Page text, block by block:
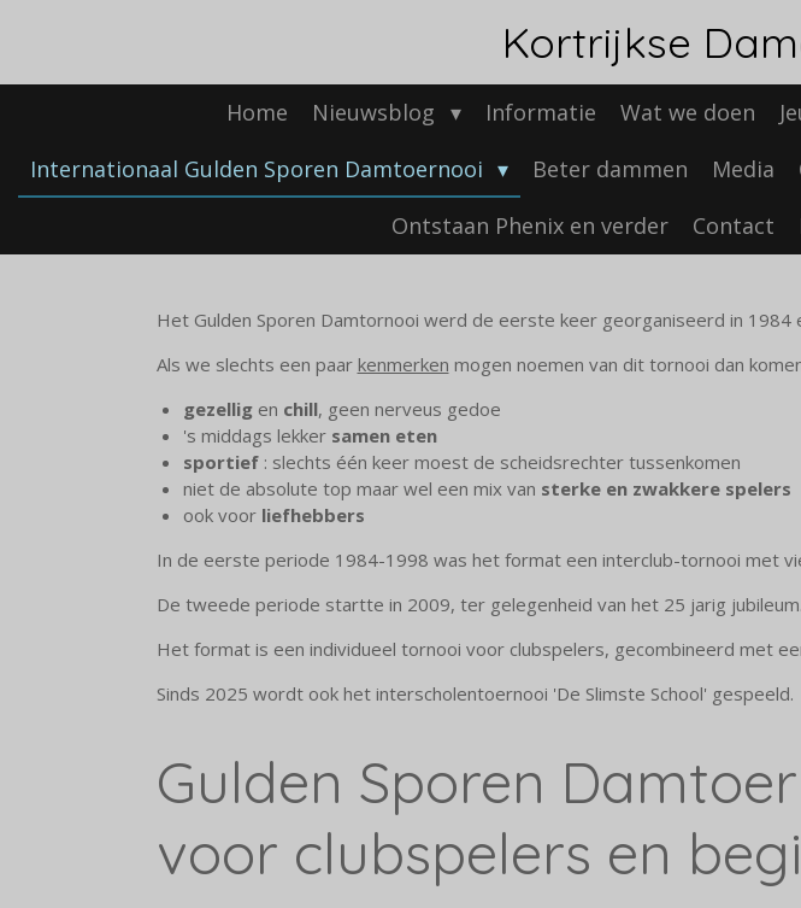
Kortrijkse
Home Nieuwsblog Informatie Wat we doen
Internationaal Gulden Sporen Damtoernooi
Beter dammen Media
Ontstaan Phenix en verder
Contact
Het Gulden Sporen Damtornooi werd de eerste keer georganiseerd in
Als we slechts een paar kenmerken mogen noemen van dit tornooi dan
gezellig en chill, geen nerveus gedoe
's middags lekker samen eten
sportief : slechts één keer moest de scheidsrechter tussenkomen
niet de absolute top maar wel een mix van sterke en zwakkere spelers
ook voor liefhebbers
In de eerste periode 1984-1998 was het format een interclub-tornooi met
De tweede periode startte in 2009, ter gelegenheid van het 25 jarig jubileum.
Het format is een individueel tornooi voor clubspelers, gecombineerd met
Sinds 2025 wordt ook het interscholentoernooi 'De Slimste School' gespeeld.
Gulden Sporen
voor clubspelers en